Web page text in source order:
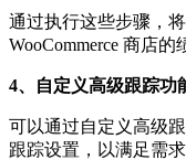
通过执行这些步骤，
WooCommerce 商店的
4、自定义高级跟踪功
可以通过自定义高级
跟踪设置，以满足需求